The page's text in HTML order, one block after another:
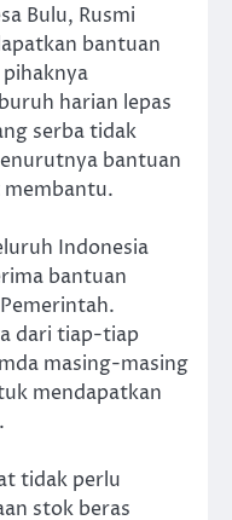
Bulu, Rusmi
bantuan
harian lepas
serba tidak
bantuan
membantu.
Indonesia
bantuan
dari tiap-tiap
masing-masing
mendapatkan
tidak perlu
stok beras